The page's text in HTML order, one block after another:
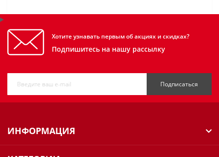
Хотите узнавать первым об акциях и скидках?
Подпишитесь на нашу рассылку
Подписаться
ИНФОРМАЦИЯ